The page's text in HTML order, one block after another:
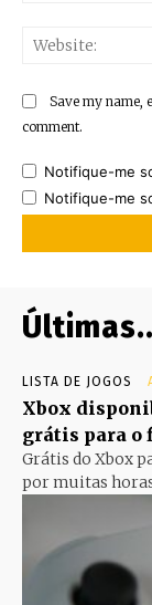
Save my name,
comment.
Notifique-me
Notifique-me
Últimas..
LISTA DE JOGOS
Xbox
grátis para o
Grátis do Xbox
por muitas